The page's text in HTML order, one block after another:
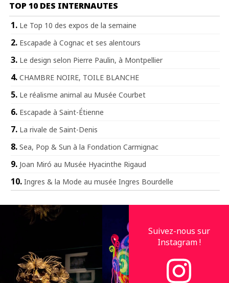
TOP 10 DES INTERNAUTES
Le Top 10 des expos de la semaine
Escapade à Cognac et ses alentours
Le design selon Pierre Paulin, à Montpellier
CHAMBRE NOIRE, TOILE BLANCHE
Le réalisme animal au Musée Courbet
Escapade à Saint-Étienne
La rivale de Saint-Denis
Sea, Pop & Sun à la Fondation Carmignac
Joan Miró au Musée Hyacinthe Rigaud
Ingres & la Mode au musée Ingres Bourdelle
Suivez-nous sur
Instagram !